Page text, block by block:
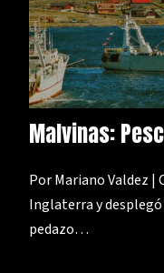
Malvinas:
Por Mariano Valdez |
Inglaterra y desplegó
pedazo…